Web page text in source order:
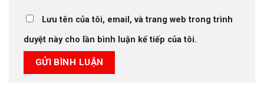
Lưu tên của tôi, email, và trang web trong trình
duyệt này cho lần bình luận kế tiếp của tôi.